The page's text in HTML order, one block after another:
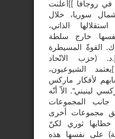
في روجافا ]]أعلنت
سوريا، خلال
الذاتي،
خارج سلطة
القوةّ المسيطرة
(حزب الاتّحاد
] يعتمد الشيوعيون،
لأفكار ماركس
لينيني". الاّ أنّه
جانب المجموعات
مجموعات أخرى
خطابها ثوري لكنّ
على نفسها هذه